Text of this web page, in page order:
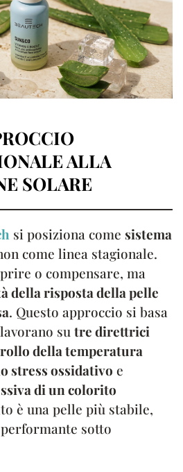
ALLA
SOLARE
si posiziona come sistema
come linea stagionale.
o compensare, ma
della risposta della pelle
. Questo approccio si basa
su tre direttrici
della temperatura
stress ossidativo e
di un colorito
è una pelle più stabile,
sotto